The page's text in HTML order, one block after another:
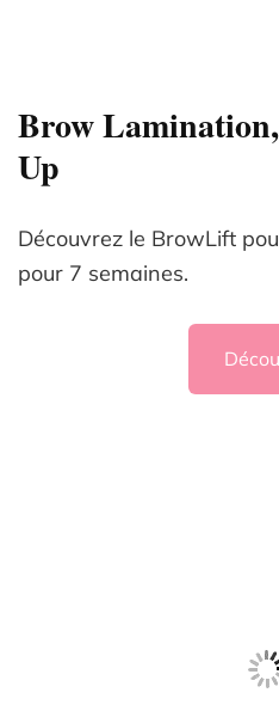
Brow
Up
Découvrez le BrowLift
pour 7 semaines.